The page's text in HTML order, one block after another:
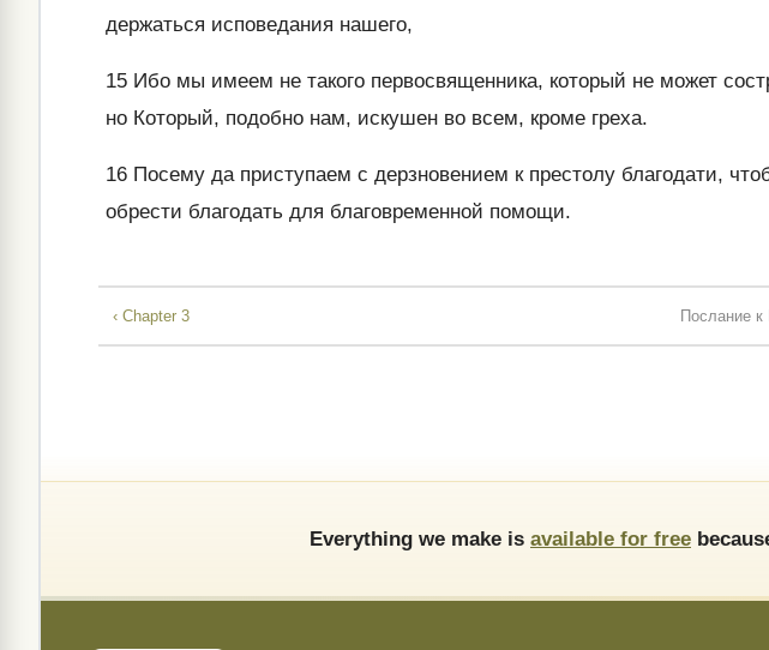
держаться исповедания нашего,
15 Ибо мы имеем не такого первосвященника, который не может
но Который, подобно нам, искушен во всем, кроме греха.
16 Посему да приступаем с дерзновением к престолу благодати,
обрести благодать для благовременной помощи.
‹ Chapter 3 Послание
Everything we make is available for free